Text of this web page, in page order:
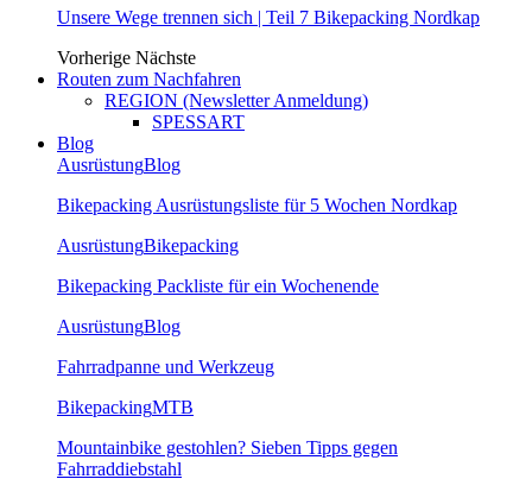
Unsere Wege trennen sich | Teil 7 Bikepacking Nordkap
Vorherige Nächste
Routen zum Nachfahren
REGION (Newsletter Anmeldung)
SPESSART
Blog
AusrüstungBlog
Bikepacking Ausrüstungsliste für 5 Wochen Nordkap
AusrüstungBikepacking
Bikepacking Packliste für ein Wochenende
AusrüstungBlog
Fahrradpanne und Werkzeug
BikepackingMTB
Mountainbike gestohlen? Sieben Tipps gegen
Fahrraddiebstahl